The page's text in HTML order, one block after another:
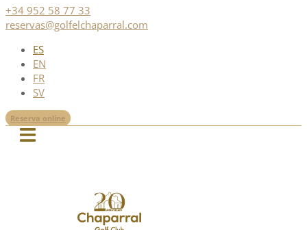
+34 952 58 77 33
reservas@golfelchaparral.com
ES
EN
FR
SV
Reserva online